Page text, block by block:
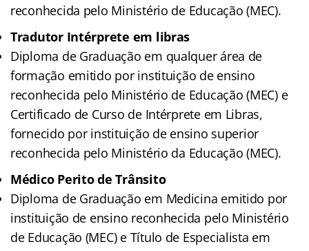
reconhecida pelo Ministério de Educação (MEC).
Tradutor Intérprete em libras
Diploma de Graduação em qualquer área de
formação emitido por instituição de ensino
reconhecida pelo Ministério de Educação (MEC) e
Certificado de Curso de Intérprete em Libras,
fornecido por instituição de ensino superior
reconhecida pelo Ministério da Educação (MEC).
Médico Perito de Trânsito
Diploma de Graduação em Medicina emitido por
instituição de ensino reconhecida pelo Ministério
de Educação (MEC) e Título de Especialista em